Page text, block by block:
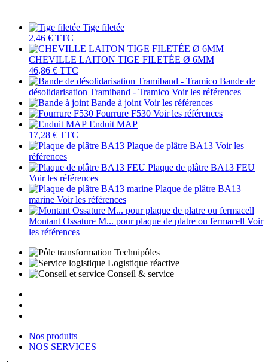
Tige filetée
2,46 € TTC
CHEVILLE LAITON TIGE FILETÉE Ø 6MM
46,86 € TTC
Bande de
désolidarisation Tramiband - Tramico Voir les références
Bande à joint Voir les références
Fourrure F530 Voir les références
Enduit MAP
17,28 € TTC
Plaque de plâtre BA13 Voir les
références
Plaque de plâtre BA13 FEU
Voir les références
Plaque de plâtre BA13
marine Voir les références
Montant Ossature M... pour plaque de platre ou fermacell Voir
les références
Technipôles
Logistique réactive
Conseil & service
Nos produits
NOS SERVICES